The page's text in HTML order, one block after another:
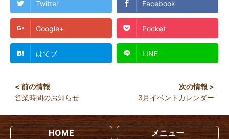
Twitter Facebook
Google+ Pocket
はてブ LINE
営業時間のお知らせ 3月イベントカレンダー
HOME メニュー